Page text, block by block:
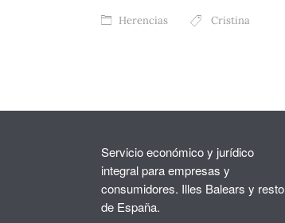
Herencias Cristina
Servicio económico y jurídico
integral para empresas y
consumidores. Illes Balears y resto
de España.